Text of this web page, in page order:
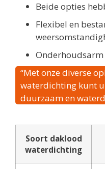
Beide opties
Flexibel en
Onderhoudsarm
“Met onze diverse
waterdichting kunt
duurzaam en
Soort daklood
waterdichting